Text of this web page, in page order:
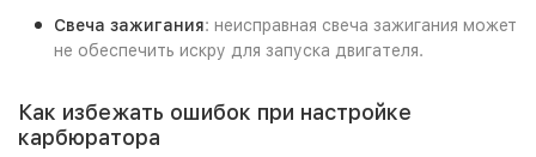
Свеча зажигания: неисправная свеча зажигания может
не обеспечить искру для запуска двигателя.
Как избежать ошибок при настройке
карбюратора